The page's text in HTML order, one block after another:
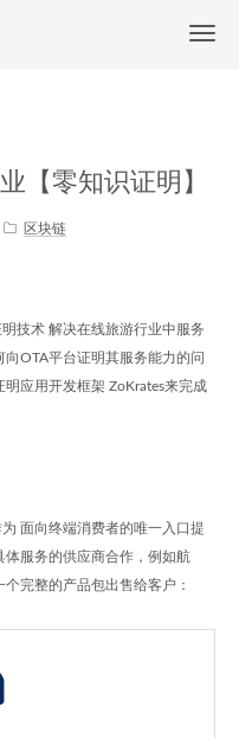
【零知识证明】
区块链
技术 解决在线旅游行业中服务
OTA平台证明其服务能力的问
应用开发框架 ZoKrates来完成
面向终端消费者的唯一入口提
服务的供应商合作，例如航
完整的产品包出售给客户：